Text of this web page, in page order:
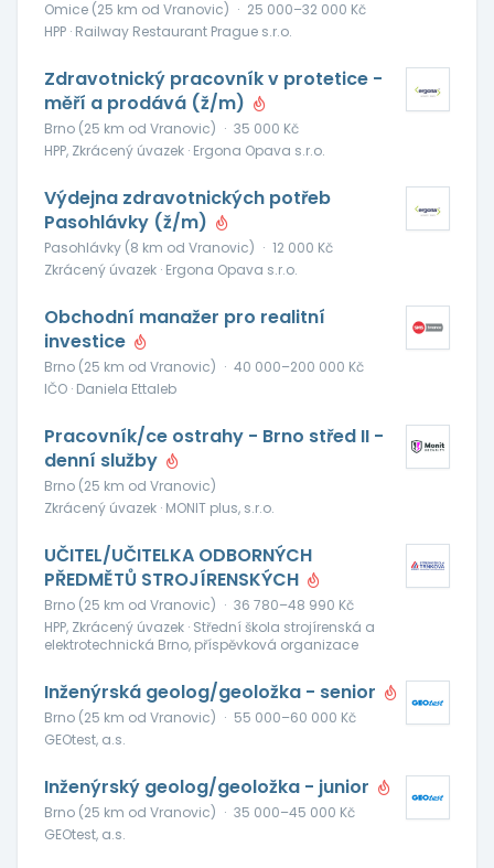
Omice (25 km od Vranovic) · 25 000–32 000 Kč
HPP · Railway Restaurant Prague s.r.o.
Zdravotnický pracovník v protetice -
měří a prodává (ž/m)
Brno (25 km od Vranovic) · 35 000 Kč
HPP, Zkrácený úvazek · Ergona Opava s.r.o.
Výdejna zdravotnických potřeb
Pasohlávky (ž/m)
Pasohlávky (8 km od Vranovic) · 12 000 Kč
Zkrácený úvazek · Ergona Opava s.r.o.
Obchodní manažer pro realitní
investice
Brno (25 km od Vranovic) · 40 000–200 000 Kč
IČO · Daniela Ettaleb
Pracovník/ce ostrahy - Brno střed II -
denní služby
Brno (25 km od Vranovic)
Zkrácený úvazek · MONIT plus, s.r.o.
UČITEL/UČITELKA ODBORNÝCH
PŘEDMĚTŮ STROJÍRENSKÝCH
Brno (25 km od Vranovic) · 36 780–48 990 Kč
HPP, Zkrácený úvazek · Střední škola strojírenská a
elektrotechnická Brno, příspěvková organizace
Inženýrská geolog/geoložka - senior
Brno (25 km od Vranovic) · 55 000–60 000 Kč
GEOtest, a.s.
Inženýrský geolog/geoložka - junior
Brno (25 km od Vranovic) · 35 000–45 000 Kč
GEOtest, a.s.